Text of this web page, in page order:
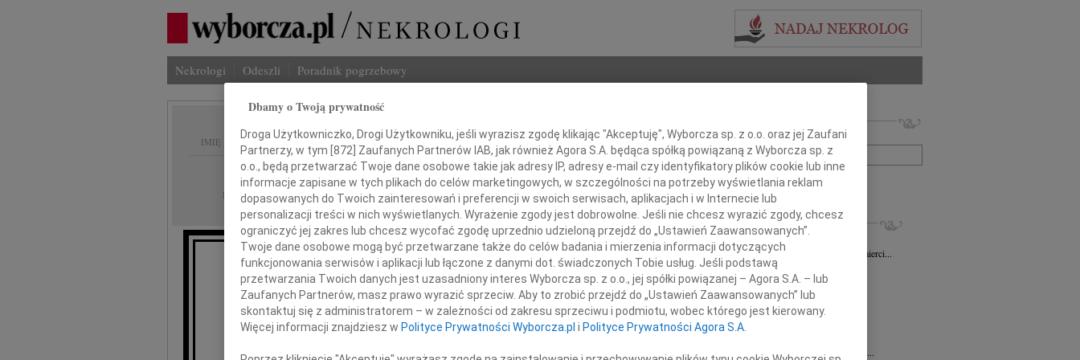
Nekrologi Odeszli Poradnik pogrzebowy
IMIĘ I NAZWISKO:
REGION: Łódź
DATA EMISJI: 26.11.2010
Koleżance
Ewie Koper
Imię i nazwisko lub numer ogłoszenia:
+ szukanie zaawansowane
INNE NEKROLOGI
Tadeusz Gapiński 03.08.2026
Z dużym żalem przyjęliśmy wiadomość o śmierci...
31.07.2026Łódź
Wyrazy głębokiego współczucia dla...
29.07.2026
Łódź
Wyrazy współczucia Pani Janinie...
27.07.2026
Pani Joannie Nowińskiej wyrazy głębokiego...
Dbamy o Twoją prywatność
Droga Użytkowniczko, Drogi Użytkowniku, jeśli wyrazisz zgodę klikając "Akceptuję", Wyborcza sp. z o.o. oraz jej Zaufani
Partnerzy, w tym [872] Zaufanych Partnerów IAB, jak również Agora S.A. będąca spółką powiązaną z Wyborcza sp. z
o.o., będą przetwarzać Twoje dane osobowe takie jak adresy IP, adresy e-mail czy identyfikatory plików cookie lub inne
informacje zapisane w tych plikach do celów marketingowych, w szczególności na potrzeby wyświetlania reklam
dopasowanych do Twoich zainteresowań i preferencji w swoich serwisach, aplikacjach i w Internecie lub
personalizacji treści w nich wyświetlanych. Wyrażenie zgody jest dobrowolne. Jeśli nie chcesz wyrazić zgody, chcesz
ograniczyć jej zakres lub chcesz wycofać zgodę uprzednio udzieloną przejdź do „Ustawień Zaawansowanych”.
Twoje dane osobowe mogą być przetwarzane także do celów badania i mierzenia informacji dotyczących
funkcjonowania serwisów i aplikacji lub łączone z danymi dot. świadczonych Tobie usług. Jeśli podstawą
przetwarzania Twoich danych jest uzasadniony interes Wyborcza sp. z o.o., jej spółki powiązanej – Agora S.A. – lub
Zaufanych Partnerów, masz prawo wyrazić sprzeciw. Aby to zrobić przejdź do „Ustawień Zaawansowanych” lub
skontaktuj się z administratorem – w zależności od zakresu sprzeciwu i podmiotu, wobec którego jest kierowany.
Więcej informacji znajdziesz w Polityce Prywatności Wyborcza.pl i Polityce Prywatności Agora S.A.